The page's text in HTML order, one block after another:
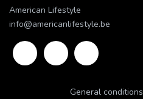
American Lifestyle
info@americanlifestyle.be
General conditions